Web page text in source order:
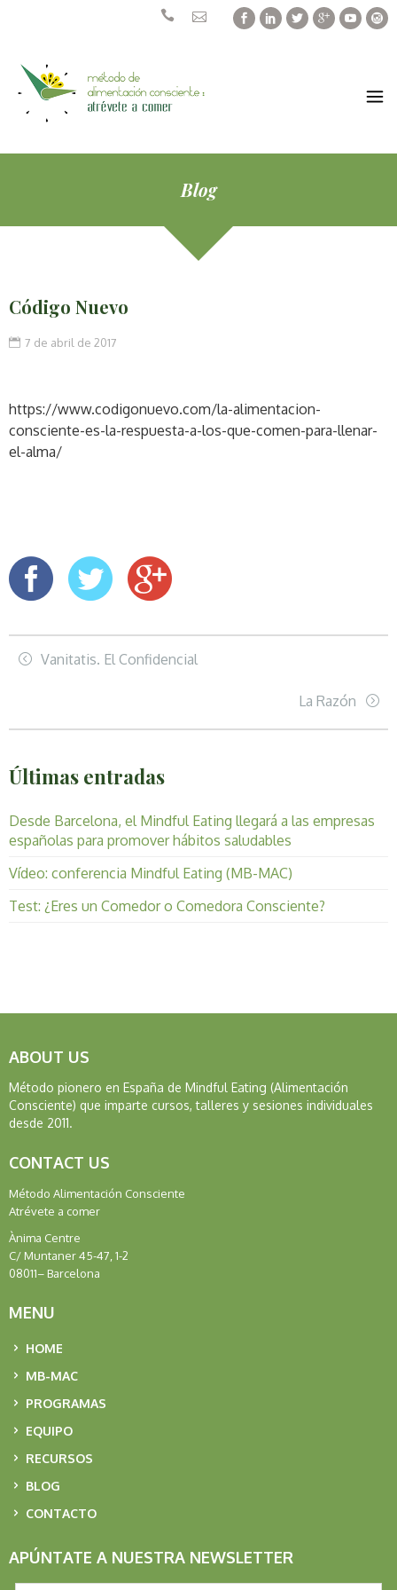
principal
Facebook
Linkedin
Twitter
MÉTODO
DE
ALIMENTACIÓN
CONSCIENTE
Blog
Código Nuevo
7 de abril de 2017
https://www.codigonuevo.com/la-alimentacion-
consciente-es-la-respuesta-a-los-que-comen-para-llenar-
el-alma/
Vanitatis. El Confidencial
La Razón
Últimas entradas
Desde Barcelona, el Mindful Eating llegará a las empresas
españolas para promover hábitos saludables
Vídeo: conferencia Mindful Eating (MB-MAC)
Test: ¿Eres un Comedor o Comedora Consciente?
ABOUT US
Método pionero en España de Mindful Eating (Alimentación
Consciente) que imparte cursos, talleres y sesiones individuales
desde 2011.
CONTACT US
Método Alimentación Consciente
Atrévete a comer
Ànima Centre
C/ Muntaner 45-47, 1-2
08011– Barcelona
MENU
HOME
MB-MAC
PROGRAMAS
EQUIPO
RECURSOS
BLOG
CONTACTO
APÚNTATE A NUESTRA NEWSLETTER